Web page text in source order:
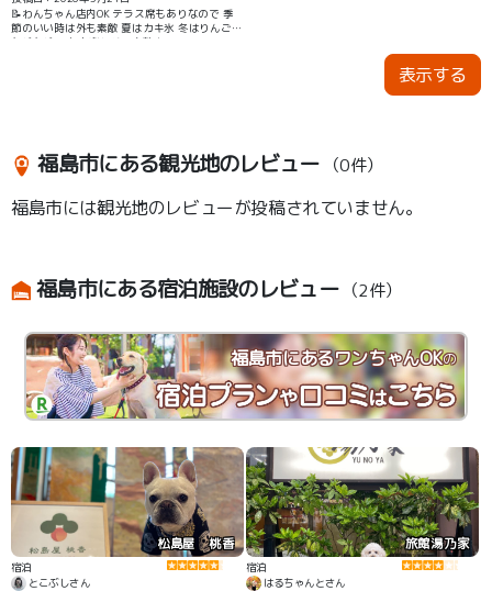
📝わんちゃん店内OK テラス席もありなので 季
節のいい時は外も素敵 夏はカキ氷 冬はりんご飴
などなど 一年中楽しめる素敵カフェ
表示する
福島市にある観光地のレビュー （0件）
福島市には観光地のレビューが投稿されていません。
福島市にある宿泊施設のレビュー （2件）
福島市にあるワンちゃんOKの
松島屋 桃香
宿泊
とこぶしさん
旅館湯乃家
宿泊
はるちゃんとさん